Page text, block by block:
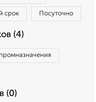
срок Посуточно
(4)
(0)